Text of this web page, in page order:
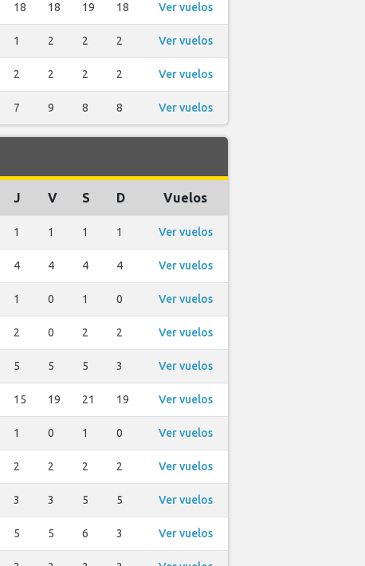
18 18 19 18 Ver vuelos
1 2 2 2 Ver vuelos
2 2 2 2 Ver vuelos
7 9 8 8 Ver vuelos
J V S D Vuelos
1 1 1 1 Ver vuelos
4 4 4 4 Ver vuelos
1 0 1 0 Ver vuelos
2 0 2 2 Ver vuelos
5 5 5 3 Ver vuelos
15 19 21 19 Ver vuelos
1 0 1 0 Ver vuelos
2 2 2 2 Ver vuelos
3 3 5 5 Ver vuelos
5 5 6 3 Ver vuelos